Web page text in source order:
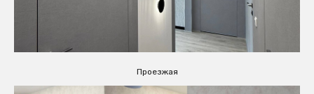
Проезжая